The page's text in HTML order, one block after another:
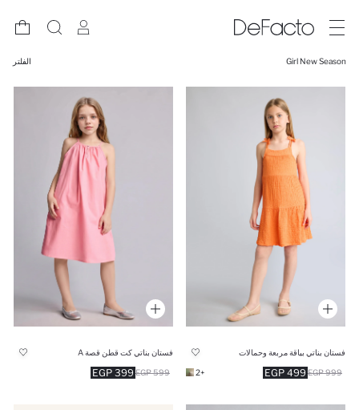
Girl New Season الفلتر
فستان بناتي بياقة مربعة وحمالات
499 EGP 999 EGP
+2
فستان بناتي كت قطن قصة A
399 EGP 599 EGP